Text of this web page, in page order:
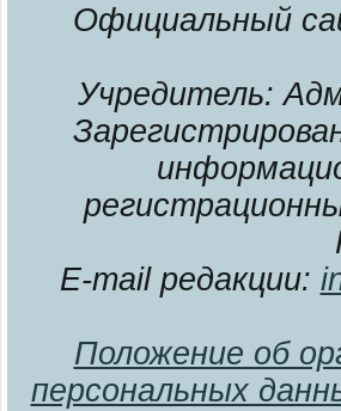
Официальный
Учредитель:
E-mail редакции:
Положение об
персональных